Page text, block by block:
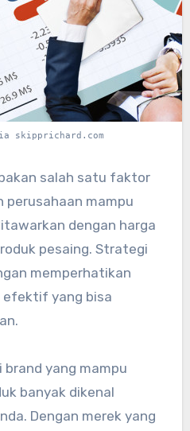
skipprichard.com
salah satu faktor
perusahaan mampu
dengan harga
pesaing. Strategi
memperhatikan
efektif yang bisa
yang mampu
banyak dikenal
Dengan merek yang